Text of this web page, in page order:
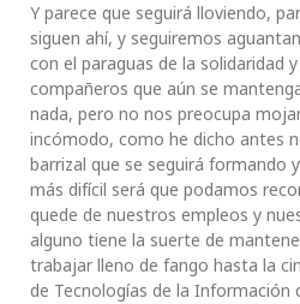
Y parece que seguirá lloviendo,
siguen ahí, y seguiremos
con el paraguas de la solidaridad
compañeros que aún se
nada, pero no nos preocupa
incómodo, como he dicho antes
barrizal que se seguirá formando
más difícil será que podamos
quede de nuestros empleos y
alguno tiene la suerte de
trabajar lleno de fango hasta la
de Tecnologías de la Información